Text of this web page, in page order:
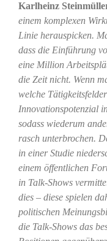
Karlheinz
einem komplexen
Linie herauspicken.
dass die Einführung
eine Million
die Zeit nicht. Wenn
welche
Innovationspotenzial
sodass wiederum
rasch unterbrochen.
in einer Studie
einem öffentlichen
in Talk-Shows
dies – diese spielen
politischen
die Talk-Shows das